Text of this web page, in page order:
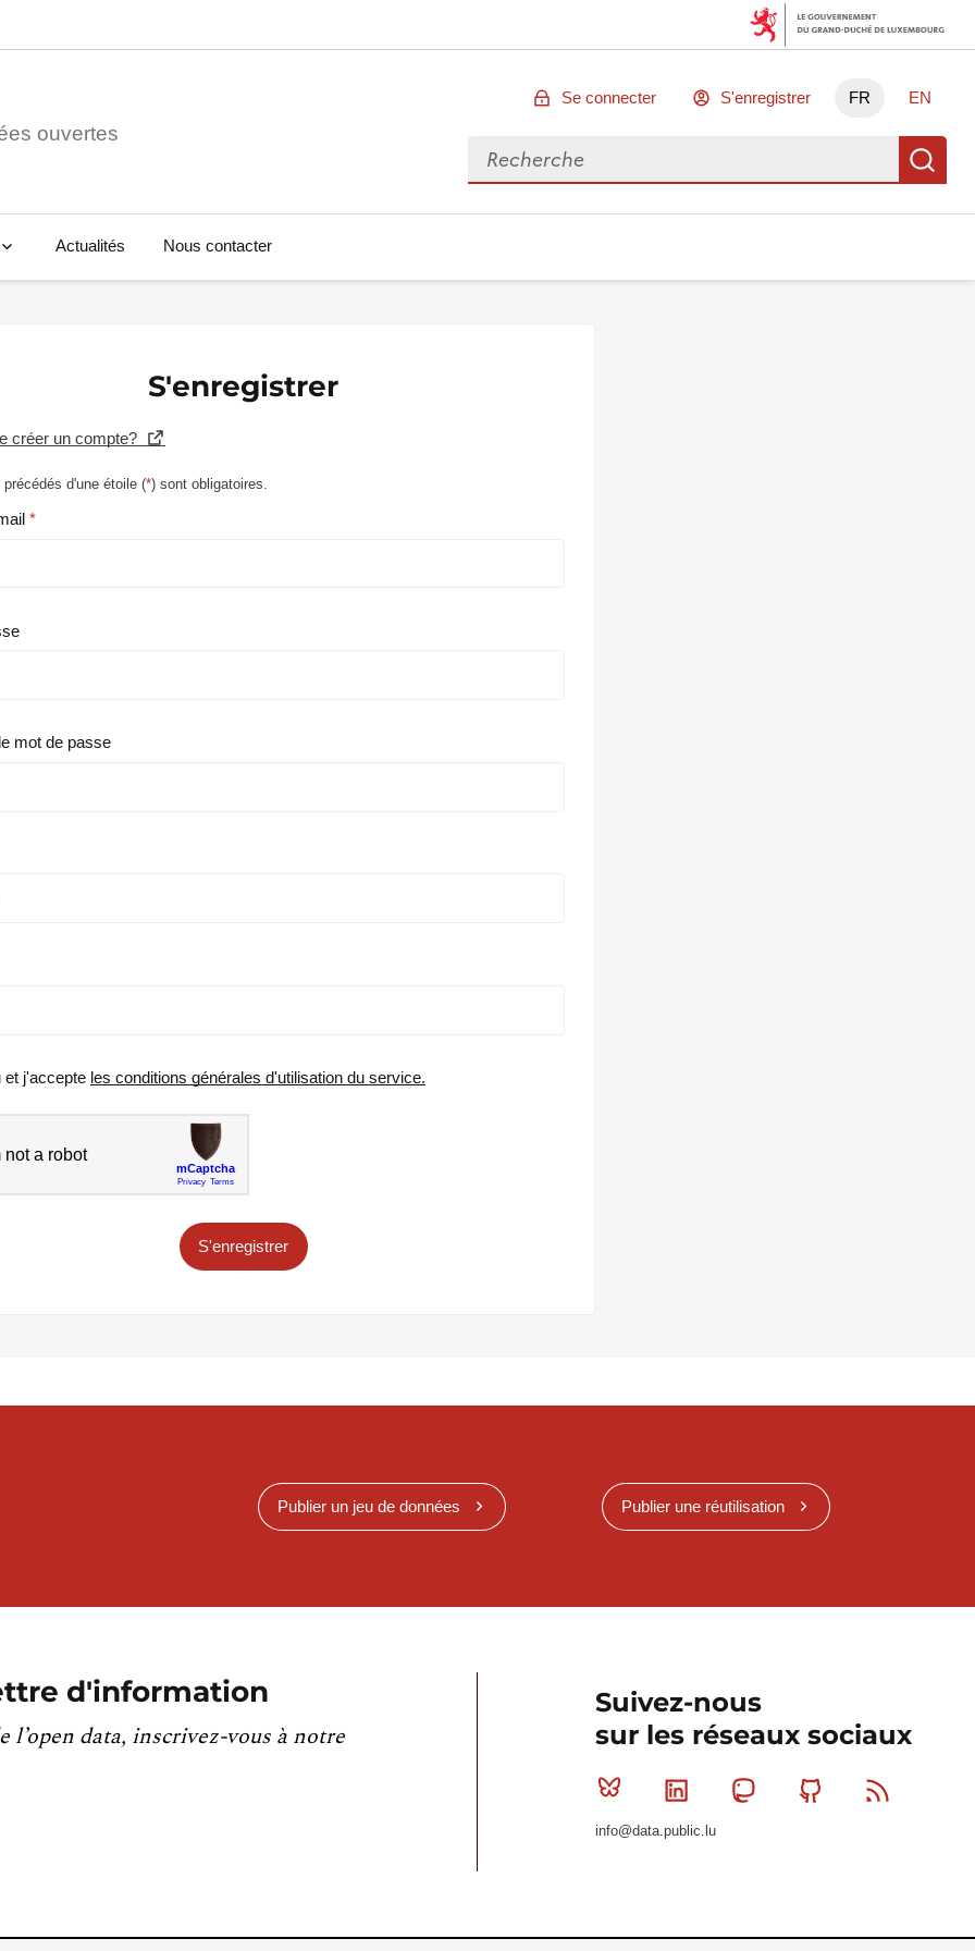
ouvertes
Se connecter S'enregistrer FR EN
Rechercher des données
Actualités Nous contacter
S'enregistrer
créer un compte?
d'une étoile (*) sont obligatoires.
mot de passe
et j'accepte les conditions générales d'utilisation du service.
S'enregistrer
Publier un jeu de données Publier une réutilisation
d'information
l’open data, inscrivez-vous à notre
Suivez-nous
sur les réseaux sociaux
Bluesky Linkedin MastodonGithub
info@data.public.lu